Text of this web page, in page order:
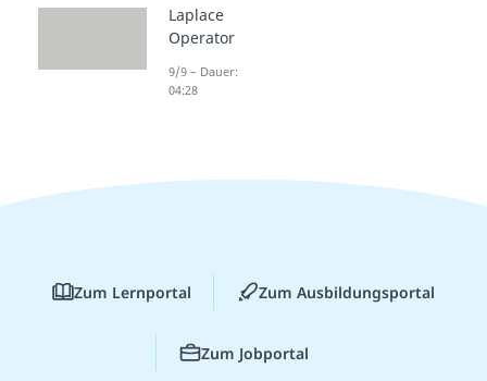
Laplace
Operator
9/9 – Dauer:
04:28
Zum Lernportal Zum Ausbildungsportal
Zum Jobportal